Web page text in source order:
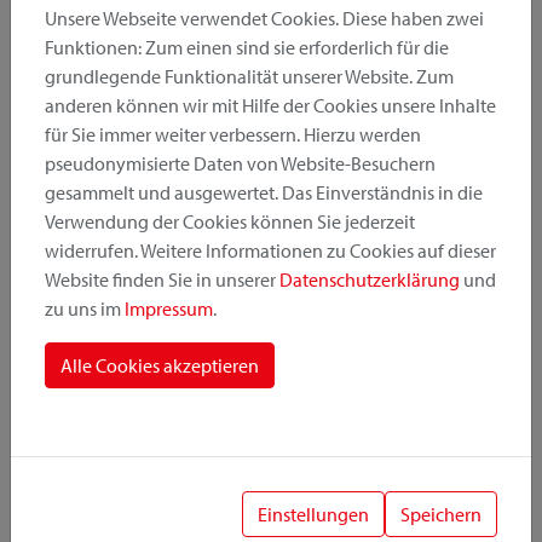
Produktkategorie
Montageposition
Befestigungssystem
Unsere Webseite verwendet Cookies. Diese haben zwei
Funktionen: Zum einen sind sie erforderlich für die
grundlegende Funktionalität unserer Website. Zum
anderen können wir mit Hilfe der Cookies unsere Inhalte
für Sie immer weiter verbessern. Hierzu werden
pseudonymisierte Daten von Website-Besuchern
gesammelt und ausgewertet. Das Einverständnis in die
Verwendung der Cookies können Sie jederzeit
widerrufen. Weitere Informationen zu Cookies auf dieser
Website finden Sie in unserer Datenschutzerklärung und
zu uns im Impressum.
Alle Cookies akzeptieren
Einstellungen Speichern